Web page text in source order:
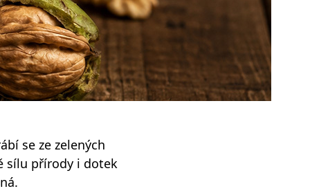
se ze zelených
sílu přírody i dotek